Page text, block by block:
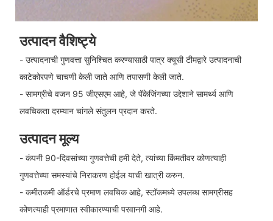
उत्पादन वैशिष्ट्ये
- उत्पादनाची गुणवत्ता सुनिश्चित करण्यासाठी पात्र क्यूसी टीमद्वारे उत्पादनाची
काटेकोरपणे चाचणी केली जाते आणि तपासणी केली जाते.
- सामग्रीचे वजन 95 जीएसएम आहे, जे पॅकेजिंगच्या उद्देशाने सामर्थ्य आणि
लवचिकता दरम्यान चांगले संतुलन प्रदान करते.
उत्पादन मूल्य
- कंपनी 90-दिवसांच्या गुणवत्तेची हमी देते, त्यांच्या किंमतीवर कोणत्याही
गुणवत्तेच्या समस्यांचे निराकरण होईल याची खात्री करुन.
- कमीतकमी ऑर्डरचे प्रमाण लवचिक आहे, स्टॉकमध्ये उपलब्ध सामग्रीसह
कोणत्याही प्रमाणात स्वीकारण्याची परवानगी आहे.